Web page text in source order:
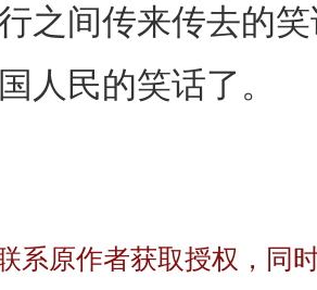
之间传来传去的
人民的笑话了。
系原作者获取授权，同